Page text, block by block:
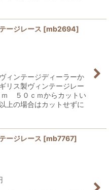
ージレース [mb2694]
ィンテージディーラーか
リス製ヴィンテージレー
ｍ ５０ｃｍからカットい
上の場合はカットせずに
ージレース [mb7767]